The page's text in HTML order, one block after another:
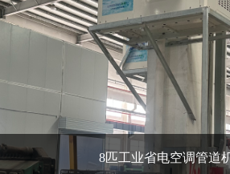
8匹工业省电空调管道